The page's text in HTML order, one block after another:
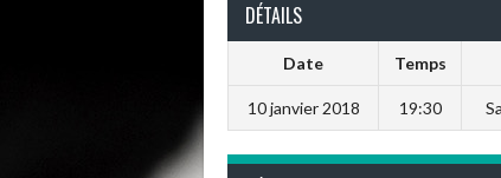
DÉTAILS
Date Temps
10 janvier 2018 19:30